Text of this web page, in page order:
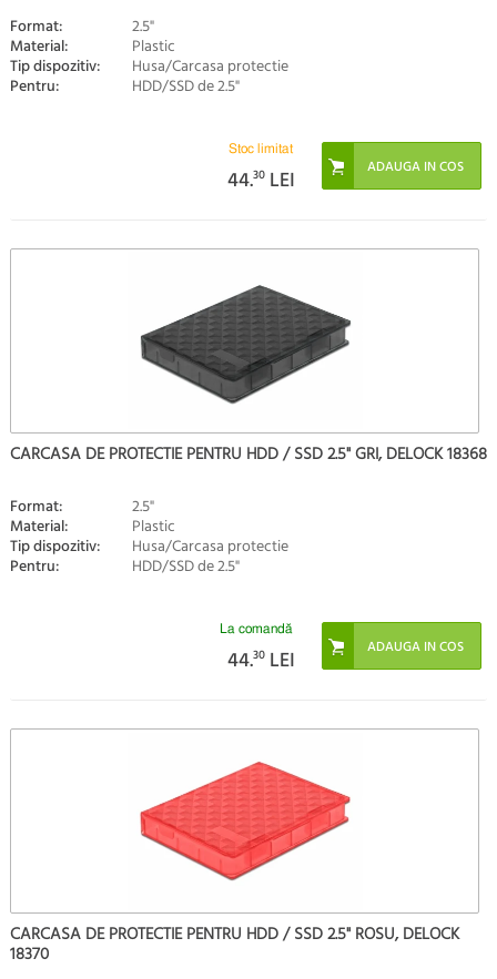
Format: 2.5"
Material: Plastic
Tip dispozitiv: Husa/Carcasa protectie
Pentru: HDD/SSD de 2.5"
Stoc limitat
44.30 LEI
CARCASA DE PROTECTIE PENTRU HDD / SSD 2.5" GRI, DELOCK 18368
Format: 2.5"
Material: Plastic
Tip dispozitiv: Husa/Carcasa protectie
Pentru: HDD/SSD de 2.5"
La comandă
44.30 LEI
CARCASA DE PROTECTIE PENTRU HDD / SSD 2.5" ROSU, DELOCK
18370